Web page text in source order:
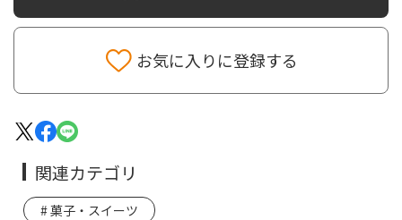
お気に入りに登録する
関連カテゴリ
菓子・スイーツ